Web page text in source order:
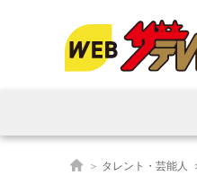
タレント・芸能人